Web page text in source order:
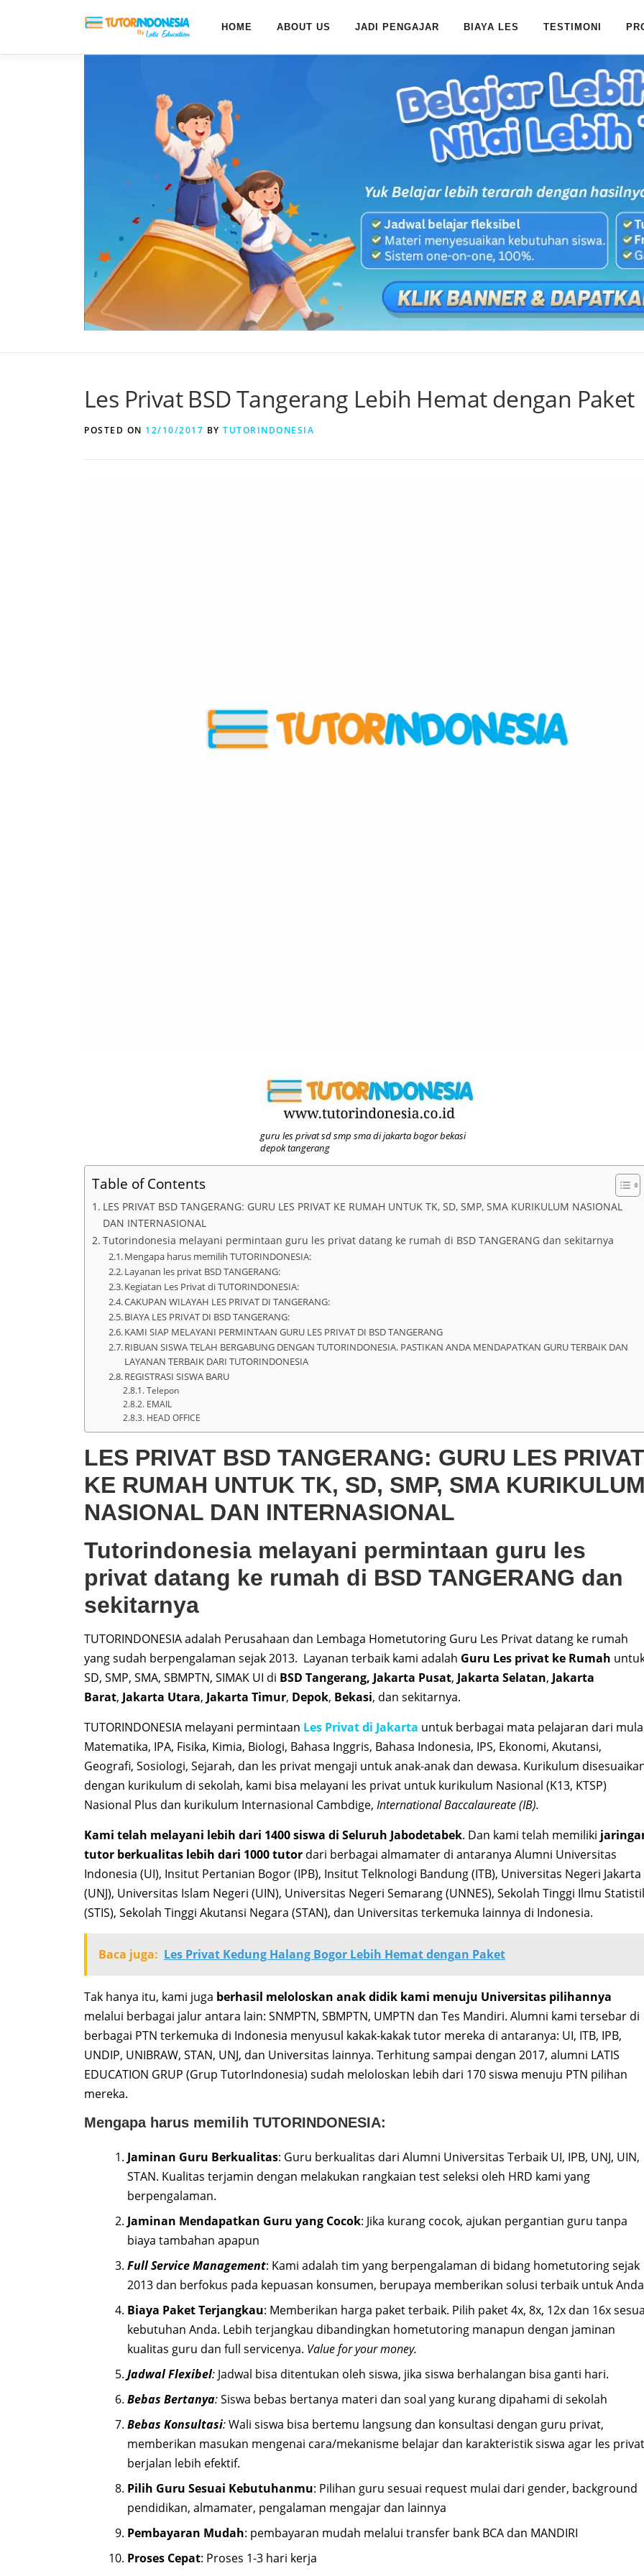
HOME ABOUT US JADI PENGAJAR BIAYA LES TESTIMONI
Les Privat BSD Tangerang Lebih Hemat dengan Paket
POSTED ON 12/10/2017 BY TUTORINDONESIA
guru les privat sd smp sma di jakarta bogor bekasi
depok tangerang
Table of Contents
LES PRIVAT BSD TANGERANG: GURU LES PRIVAT KE RUMAH UNTUK TK, SD, SMP, SMA KURIKULUM NASIONAL
DAN INTERNASIONAL
Tutorindonesia melayani permintaan guru les privat datang ke rumah di BSD TANGERANG dan sekitarnya
Mengapa harus memilih TUTORINDONESIA:
Layanan les privat BSD TANGERANG:
Kegiatan Les Privat di TUTORINDONESIA:
CAKUPAN WILAYAH LES PRIVAT DI TANGERANG:
BIAYA LES PRIVAT DI BSD TANGERANG:
KAMI SIAP MELAYANI PERMINTAAN GURU LES PRIVAT DI BSD TANGERANG
RIBUAN SISWA TELAH BERGABUNG DENGAN TUTORINDONESIA. PASTIKAN ANDA MENDAPATKAN GURU TERBAIK DAN
LAYANAN TERBAIK DARI TUTORINDONESIA
REGISTRASI SISWA BARU
Telepon
EMAIL
HEAD OFFICE
LES PRIVAT BSD TANGERANG: GURU LES PRIVAT
KE RUMAH UNTUK TK, SD, SMP, SMA KURIKULUM
NASIONAL DAN INTERNASIONAL
Tutorindonesia melayani permintaan guru les
privat datang ke rumah di BSD TANGERANG dan
sekitarnya
TUTORINDONESIA adalah Perusahaan dan Lembaga Hometutoring Guru Les Privat datang ke rumah
yang sudah berpengalaman sejak 2013. Layanan terbaik kami adalah Guru Les privat ke Rumah
SD, SMP, SMA, SBMPTN, SIMAK UI di BSD Tangerang, Jakarta Pusat, Jakarta Selatan, Jakarta
Barat, Jakarta Utara, Jakarta Timur, Depok, Bekasi, dan sekitarnya.
TUTORINDONESIA melayani permintaan Les Privat di Jakarta untuk berbagai mata pelajaran dari
Matematika, IPA, Fisika, Kimia, Biologi, Bahasa Inggris, Bahasa Indonesia, IPS, Ekonomi, Akutansi,
Geografi, Sosiologi, Sejarah, dan les privat mengaji untuk anak-anak dan dewasa. Kurikulum
dengan kurikulum di sekolah, kami bisa melayani les privat untuk kurikulum Nasional (K13, KTSP)
Nasional Plus dan kurikulum Internasional Cambdige, International Baccalaureate (IB).
Kami telah melayani lebih dari 1400 siswa di Seluruh Jabodetabek. Dan kami telah memiliki
tutor berkualitas lebih dari 1000 tutor dari berbagai almamater di antaranya Alumni Universitas
Indonesia (UI), Insitut Pertanian Bogor (IPB), Insitut Telknologi Bandung (ITB), Universitas Negeri Jakarta
(UNJ), Universitas Islam Negeri (UIN), Universitas Negeri Semarang (UNNES), Sekolah Tinggi Ilmu
(STIS), Sekolah Tinggi Akutansi Negara (STAN), dan Universitas terkemuka lainnya di Indonesia.
Baca juga: Les Privat Kedung Halang Bogor Lebih Hemat dengan Paket
Tak hanya itu, kami juga berhasil meloloskan anak didik kami menuju Universitas pilihannya
melalui berbagai jalur antara lain: SNMPTN, SBMPTN, UMPTN dan Tes Mandiri. Alumni kami tersebar di
berbagai PTN terkemuka di Indonesia menyusul kakak-kakak tutor mereka di antaranya: UI, ITB, IPB,
UNDIP, UNIBRAW, STAN, UNJ, dan Universitas lainnya. Terhitung sampai dengan 2017, alumni LATIS
EDUCATION GRUP (Grup TutorIndonesia) sudah meloloskan lebih dari 170 siswa menuju PTN pilihan
mereka.
Mengapa harus memilih TUTORINDONESIA:
Jaminan Guru Berkualitas: Guru berkualitas dari Alumni Universitas Terbaik UI, IPB, UNJ, UIN,
STAN. Kualitas terjamin dengan melakukan rangkaian test seleksi oleh HRD kami yang
berpengalaman.
Jaminan Mendapatkan Guru yang Cocok: Jika kurang cocok, ajukan pergantian guru tanpa
biaya tambahan apapun
Full Service Management: Kami adalah tim yang berpengalaman di bidang hometutoring sejak
2013 dan berfokus pada kepuasan konsumen, berupaya memberikan solusi terbaik untuk
Biaya Paket Terjangkau: Memberikan harga paket terbaik. Pilih paket 4x, 8x, 12x dan 16x
kebutuhan Anda. Lebih terjangkau dibandingkan hometutoring manapun dengan jaminan
kualitas guru dan full servicenya. Value for your money.
Jadwal Flexibel: Jadwal bisa ditentukan oleh siswa, jika siswa berhalangan bisa ganti hari.
Bebas Bertanya:Siswa bebas bertanya materi dan soal yang kurang dipahami di sekolah
Bebas Konsultasi:Wali siswa bisa bertemu langsung dan konsultasi dengan guru privat,
memberikan masukan mengenai cara/mekanisme belajar dan karakteristik siswa agar les privat
berjalan lebih efektif.
Pilih Guru Sesuai Kebutuhanmu: Pilihan guru sesuai request mulai dari gender, background
pendidikan, almamater, pengalaman mengajar dan lainnya
Pembayaran Mudah: pembayaran mudah melalui transfer bank BCA dan MANDIRI
Proses Cepat: Proses 1-3 hari kerja